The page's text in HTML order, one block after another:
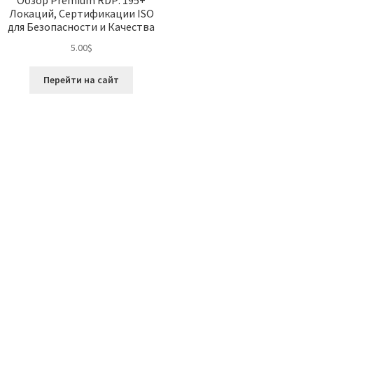
Локаций, Сертификации ISO
для Безопасности и Качества
5.00$
Перейти на сайт